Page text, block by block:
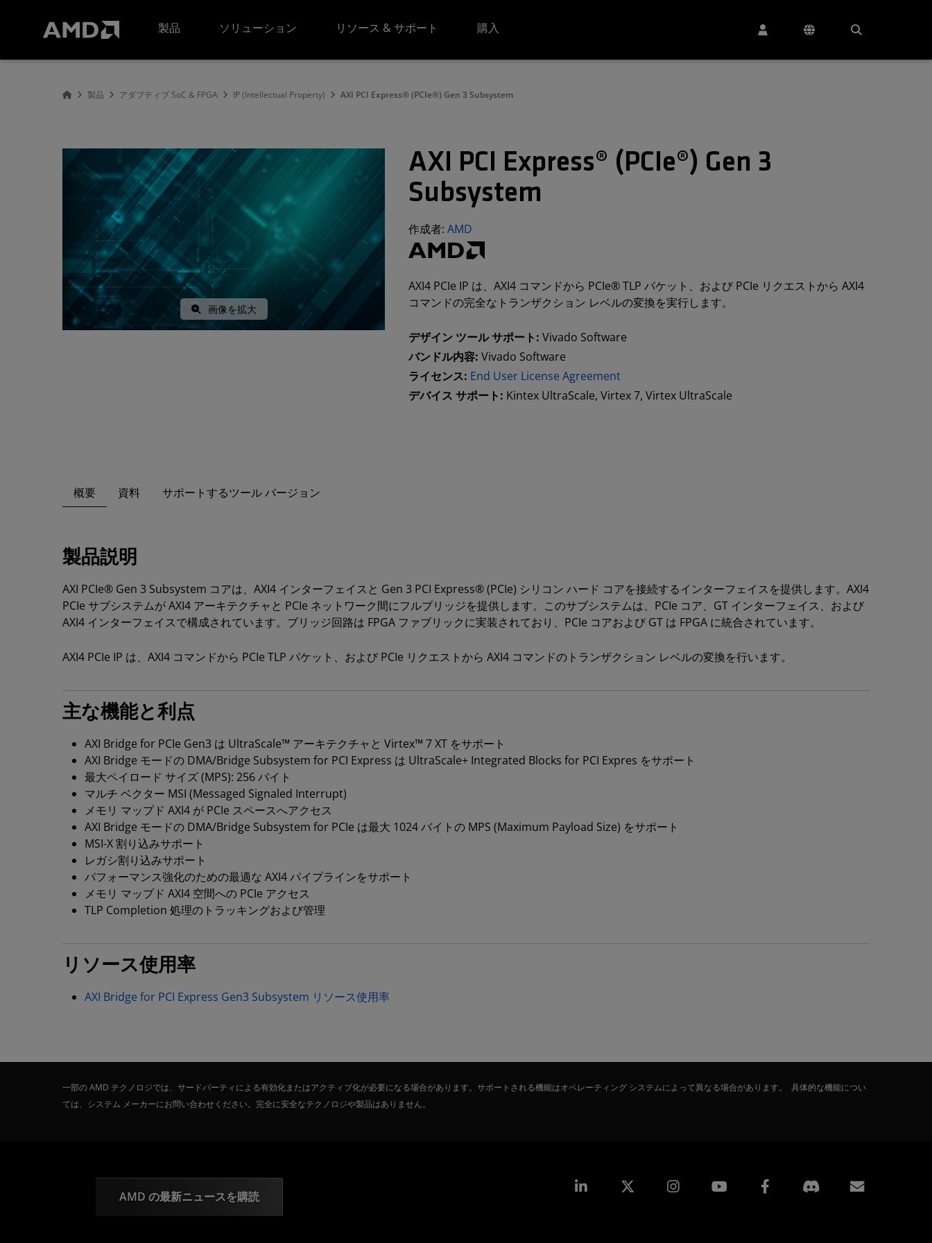
製品
ソリューション リソース & サポート 購入
製品 アダプティブ SoC & FPGA IP (Intellectual Property) AXI PCI Express® (PCIe®) Gen 3 Subsystem
画像を拡大
AXI PCI Express® (PCIe®) Gen 3
Subsystem
作成者:AMD
AXI4 PCIe IP は、AXI4 コマンドから PCIe® TLP パケット、および PCIe リクエストから AXI4
コマンドの完全なトランザクション レベルの変換を実行します。
デザイン ツール サポート:Vivado Software
バンドル内容:Vivado Software
ライセンス: End User License Agreement
デバイス サポート: Kintex UltraScale, Virtex 7, Virtex UltraScale
概要 資料 サポートするツール バージョン
製品説明
AXI PCIe® Gen 3 Subsystem コアは、AXI4 インターフェイスと Gen 3 PCI Express® (PCIe) シリコン ハード コアを接続するインターフェイスを提供します。AXI4
PCIe サブシステムが AXI4 アーキテクチャと PCIe ネットワーク間にフルブリッジを提供します。このサブシステムは、PCIe コア、GT インターフェイス、および
AXI4 インターフェイスで構成されています。ブリッジ回路は FPGA ファブリックに実装されており、PCIe コアおよび GT は FPGA に統合されています。
AXI4 PCIe IP は、AXI4 コマンドから PCIe TLP パケット、および PCIe リクエストから AXI4 コマンドのトランザクション レベルの変換を行います。
主な機能と利点
AXI Bridge for PCIe Gen3 は UltraScale™ アーキテクチャと Virtex™ 7 XT をサポート
AXI Bridge モードの DMA/Bridge Subsystem for PCI Express は UltraScale+ Integrated Blocks for PCI Expres をサポート
最大ペイロード サイズ (MPS): 256 バイト
マルチ ベクター MSI (Messaged Signaled Interrupt)
メモリ マップド AXI4 が PCIe スペースへアクセス
AXI Bridge モードの DMA/Bridge Subsystem for PCIe は最大 1024 バイトの MPS (Maximum Payload Size) をサポート
MSI-X 割り込みサポート
レガシ割り込みサポート
パフォーマンス強化のための最適な AXI4 パイプラインをサポート
メモリ マップド AXI4 空間への PCIe アクセス
TLP Completion 処理のトラッキングおよび管理
リソース使用率
AXI Bridge for PCI Express Gen3 Subsystem リソース使用率
一部の AMD テクノロジでは、サードパーティによる有効化またはアクティブ化が必要になる場合があります。サポートされる機能はオペレーティング システムによって異なる場合があります。 具体的な機能につい
ては、システム メーカーにお問い合わせください。完全に安全なテクノロジや製品はありません。
AMD の最新ニュースを購読
Linkedin Instagram Facebook